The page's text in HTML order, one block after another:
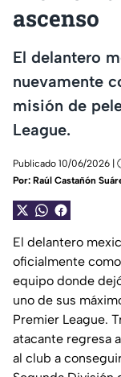
ascenso
El delantero
nuevamente
misión de
League.
Publicado 10/06/2026 |
Por: Raúl Castañón
El delantero
oficialmente
equipo donde
uno de sus
Premier League.
atacante regresa
al club a